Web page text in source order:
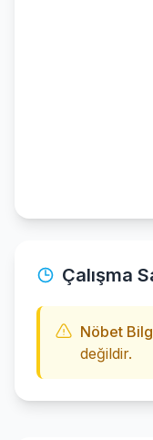
Çalışma
Nöbet
değildir.